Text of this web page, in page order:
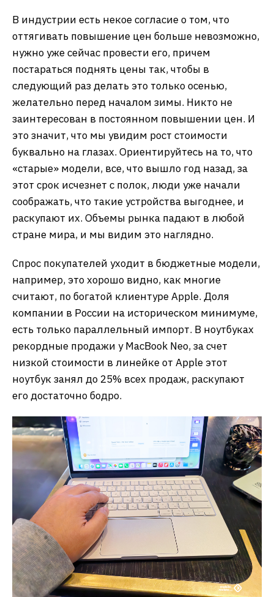
В индустрии есть некое согласие о том, что
оттягивать повышение цен больше невозможно,
нужно уже сейчас провести его, причем
постараться поднять цены так, чтобы в
следующий раз делать это только осенью,
желательно перед началом зимы. Никто не
заинтересован в постоянном повышении цен. И
это значит, что мы увидим рост стоимости
буквально на глазах. Ориентируйтесь на то, что
«старые» модели, все, что вышло год назад, за
этот срок исчезнет с полок, люди уже начали
соображать, что такие устройства выгоднее, и
раскупают их. Объемы рынка падают в любой
стране мира, и мы видим это наглядно.
Спрос покупателей уходит в бюджетные модели,
например, это хорошо видно, как многие
считают, по богатой клиентуре Apple. Доля
компании в России на историческом минимуме,
есть только параллельный импорт. В ноутбуках
рекордные продажи у MacBook Neo, за счет
низкой стоимости в линейке от Apple этот
ноутбук занял до 25% всех продаж, раскупают
его достаточно бодро.